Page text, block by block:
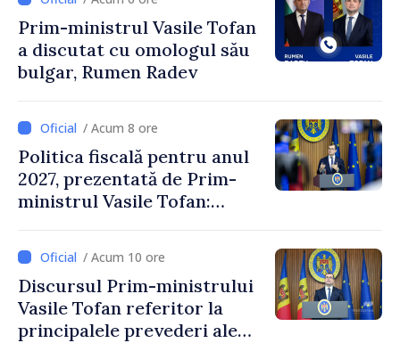
Prim-ministrul Vasile Tofan
a discutat cu omologul său
bulgar, Rumen Radev
/ Acum 8 ore
Politica fiscală pentru anul
2027, prezentată de Prim-
ministrul Vasile Tofan:
stimularea investițiilor și o
taxare mai echitabilă
/ Acum 10 ore
Discursul Prim-ministrului
Vasile Tofan referitor la
principalele prevederi ale